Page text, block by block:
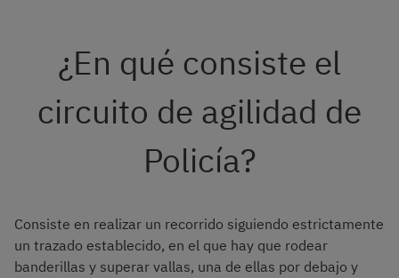
¿En qué consiste el
circuito de agilidad de
Policía?
Consiste en realizar un recorrido siguiendo estrictamente
un trazado establecido, en el que hay que rodear
banderillas y superar vallas, una de ellas por debajo y